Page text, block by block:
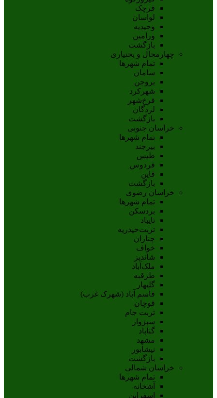
قرچک
لواسان
وحیدیه
ورامین
بازگشت
چهارمحال و بختیاری
تمام شهر‌ها
سامان
بروجن
شهرکرد
فرخ‌شهر
لردگان
بازگشت
خراسان جنوبی
تمام شهر‌ها
بيرجند
طبس
فردوس
قاين
بازگشت
خراسان رضوی
تمام شهر‌ها
بردسکن
تایباد
تربت‌حیدریه
چناران
خواف
شاندیز
ملک‌آباد
طرقبه
گلبهار
قاسم آباد (شهرک غرب)
قوچان
تربت جام
سبزوار
گناباد
مشهد
نيشابور
بازگشت
خراسان شمالی
تمام شهر‌ها
آشخانه
اسفراين